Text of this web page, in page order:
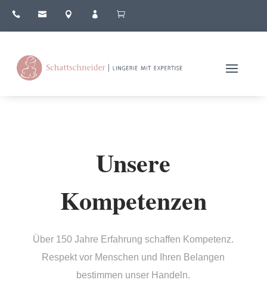
    
Unsere
Kompetenzen
Über 150 Jahre Erfahrung schaffen Kompetenz.
Respekt vor Menschen und Ihren Belangen
bestimmen unser Handeln.